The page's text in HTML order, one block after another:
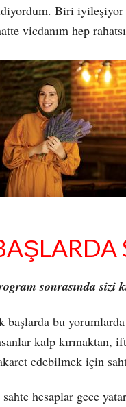
Biri iyileşiyor
vicdanım hep
sonrasında sizi
başlarda bu
kalp kırmaktan,
edebilmek için
hesaplar gece